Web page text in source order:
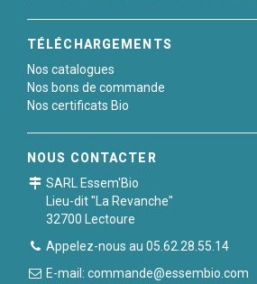
TÉLÉCHARGEMENTS
Nos catalogues
Nos bons de commande
Nos certificats Bio
NOUS CONTACTER
SARL Essem'Bio
Lieu-dit "La Revanche"
32700 Lectoure
Appelez-nous au 05.62.28.55.14
E-mail: commande@essembio.com